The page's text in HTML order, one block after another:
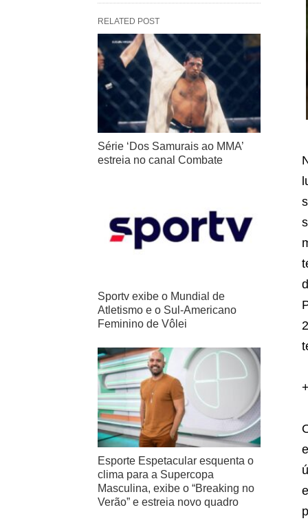
+
RELATED POST
Série ‘Dos Samurais ao MMA’
estreia no canal Combate
Sportv exibe o Mundial de
Atletismo e o Sul-Americano
Feminino de Vôlei
Esporte Espetacular esquenta o
clima para a Supercopa
Masculina, exibe o “Breaking no
Verão” e estreia novo quadro